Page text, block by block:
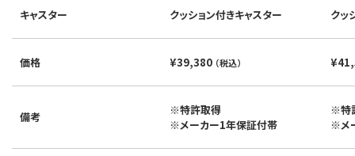
キャスター クッション付きキャスター クッ
価格 ¥39,380 （税込）
備考
※特許取得
※メーカー1年保証付帯
※特
※メ